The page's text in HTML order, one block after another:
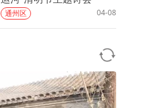
通州区 04-08